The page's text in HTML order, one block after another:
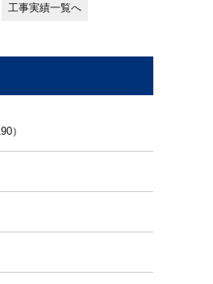
工事実績一覧へ
）